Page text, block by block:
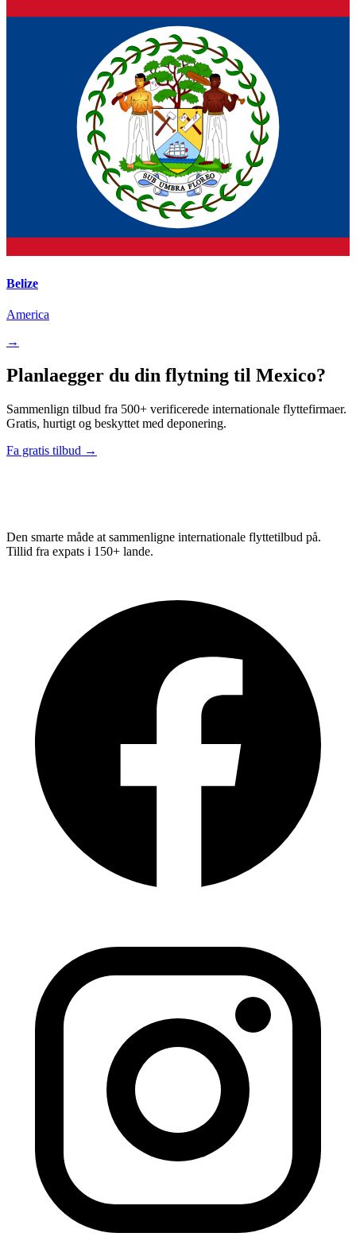
Belize
America
→
Planlaegger du din flytning til Mexico?
Sammenlign tilbud fra 500+ verificerede internationale flyttefirmaer.
Gratis, hurtigt og beskyttet med deponering.
Fa gratis tilbud →
Den smarte måde at sammenligne internationale flyttetilbud på.
Tillid fra expats i 150+ lande.